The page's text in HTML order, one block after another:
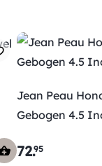
Jean Peau
Gebogen 4.5
72.95